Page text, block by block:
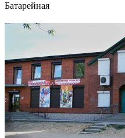
Батарейная